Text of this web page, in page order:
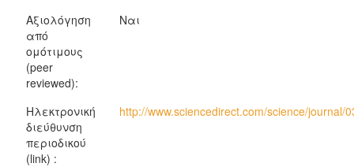
Αξιολόγηση
από
ομότιμους
(peer
reviewed):
Ναι
Ηλεκτρονική
διεύθυνση
περιοδικού
(link) :
http://www.sciencedirect.com/science/journal/